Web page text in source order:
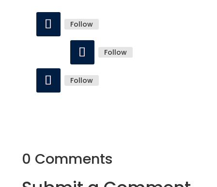
Follow
Follow
Follow
0 Comments